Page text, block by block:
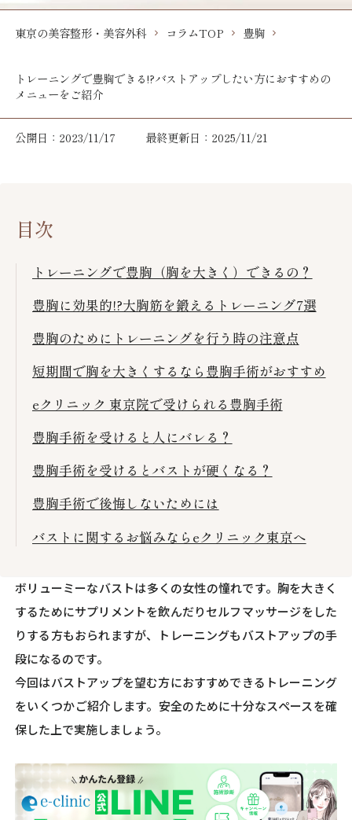
東京の美容整形・美容外科 コラムTOP 豊胸
トレーニングで豊胸できる!?バストアップしたい方におすすめの
メニューをご紹介
公開日：2023/11/17 最終更新日：2025/11/21
目次
トレーニングで豊胸（胸を大きく）できるの？
豊胸に効果的!?大胸筋を鍛えるトレーニング7選
豊胸のためにトレーニングを行う時の注意点
短期間で胸を大きくするなら豊胸手術がおすすめ
eクリニック 東京院で受けられる豊胸手術
豊胸手術を受けると人にバレる？
豊胸手術を受けるとバストが硬くなる？
豊胸手術で後悔しないためには
バストに関するお悩みならeクリニック東京へ
ボリューミーなバストは多くの女性の憧れです。胸を大きく
するためにサプリメントを飲んだりセルフマッサージをした
りする方もおられますが、トレーニングもバストアップの手
段になるのです。
今回はバストアップを望む方におすすめできるトレーニング
をいくつかご紹介します。安全のために十分なスペースを確
保した上で実施しましょう。